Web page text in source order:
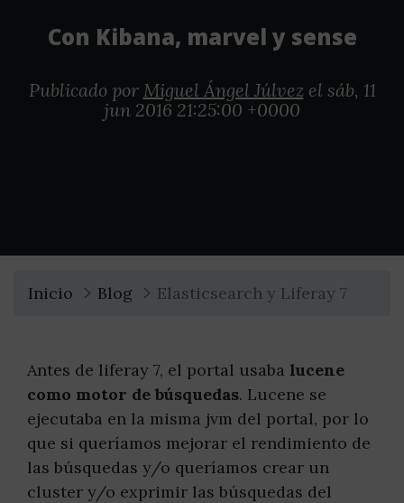
Con Kibana, marvel y sense
Publicado por Miguel Ángel Júlvezel sáb, 11
jun 2016 21:25:00 +0000
Inicio Blog Elasticsearch y Liferay 7
Antes de liferay 7, el portal usaba lucene
como motor de búsquedas. Lucene se
ejecutaba en la misma jvm del portal, por lo
que si queríamos mejorar el rendimiento de
las búsquedas y/o queríamos crear un
cluster y/o exprimir las búsquedas del